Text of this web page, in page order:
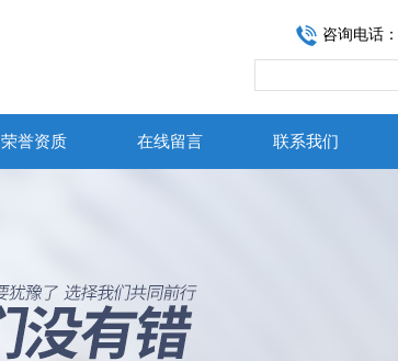
咨询电话：
荣誉资质 在线留言 联系我们